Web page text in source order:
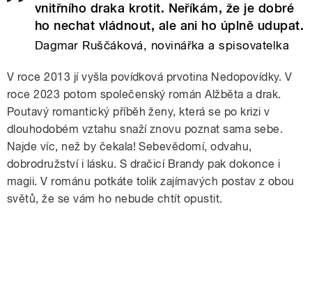
vnitřního draka krotit. Neříkám, že je dobré
ho nechat vládnout, ale ani ho úplně udupat.
Dagmar Ruščáková, novinářka a spisovatelka
V roce 2013 jí vyšla povídková prvotina Nedopovídky. V
roce 2023 potom společenský román Alžběta a drak.
Poutavý romantický příběh ženy, která se po krizi v
dlouhodobém vztahu snaží znovu poznat sama sebe.
Najde víc, než by čekala! Sebevědomí, odvahu,
dobrodružství i lásku. S dračicí Brandy pak dokonce i
magii. V románu potkáte tolik zajímavých postav z obou
světů, že se vám ho nebude chtít opustit.